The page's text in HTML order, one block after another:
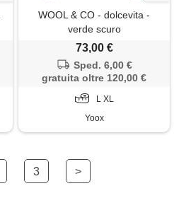
WOOL & CO - dolcevita -
verde scuro
73,00 €
Sped. 6,00 €
gratuita oltre 120,00 €
L XL
Yoox
3 >